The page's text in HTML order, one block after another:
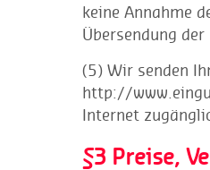
keine Annahme
Übersendung
(5) Wir senden
http://
Internet
§3 Preise,